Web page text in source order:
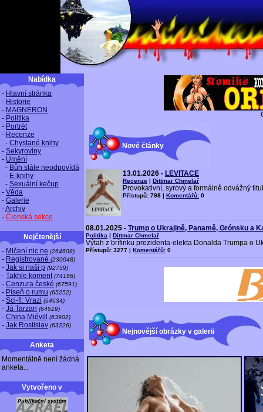
Nabídka
- Hlavní stránka
- Historie
- MAGNERON
- Politika
- Portrét
- Recenze
- Chystané knihy
- Sekyroviny
- Umění
- Bůh stále neodpovídá
- E-knihy
- Sexuální kečup
- Věda
- Galerie
-Archiv
- Členská sekce
Nejčtenější
- Mlčení nic ne (264608)
- Registrované (230048)
- Jak si naši p (92759)
- Takhle koment (74156)
- Cenzura české (67591)
- Píseň o rumu (65252)
- Sci-fi: Vrazi (64634)
- Já Tarzan (64519)
- China Miévill (63902)
- Jak Rostislav (63226)
Anketa
Momentálně není žádná
anketa...
Vytvořeno v
Nové články
13.01.2026 - LEVITACE
Recenze | Dittmar Chmelař
Provokativní, syrový a formálně odvážný
Přístupů: 798 | Komentářů: 0
08.01.2025 - Trump o Ukrajině, Panamě, Grónsku a
Politika | Dittmar Chmelař
Výtah z brífinku prezidenta-elekta Donalda Trumpa o
Přístupů: 3277 | Komentářů: 0
Nejnovější obrázky v galerii